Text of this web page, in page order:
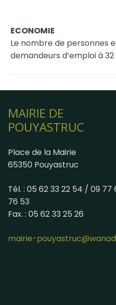
ECONOMIE
Le nombre de personnes
demandeurs d’emploi à 32
MAIRIE DE
POUYASTRUC
Place de la Mairie
65350 Pouyastruc
Tél. : 05 62 33 22 54 / 09 77
76 53
Fax. : 05 62 33 25 26
mairie-